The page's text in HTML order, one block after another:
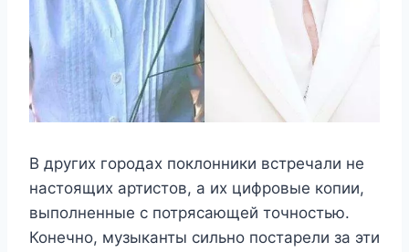
В других городах поклонники встречали не
настоящих артистов, а их цифровые копии,
выполненные с потрясающей точностью.
Конечно, музыканты сильно постарели за эти